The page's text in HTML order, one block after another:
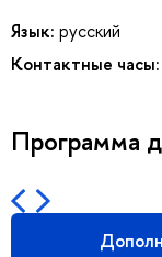
Язык: русский
Контактные часы:
Программа